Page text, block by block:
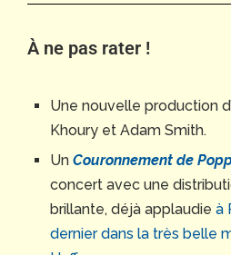
À ne pas rater !
Une nouvelle production
Khoury et Adam Smith.
Un Couronnement de
concert avec une
brillante, déjà applaudie à
dernier dans la très belle